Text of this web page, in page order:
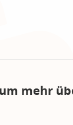
mehr